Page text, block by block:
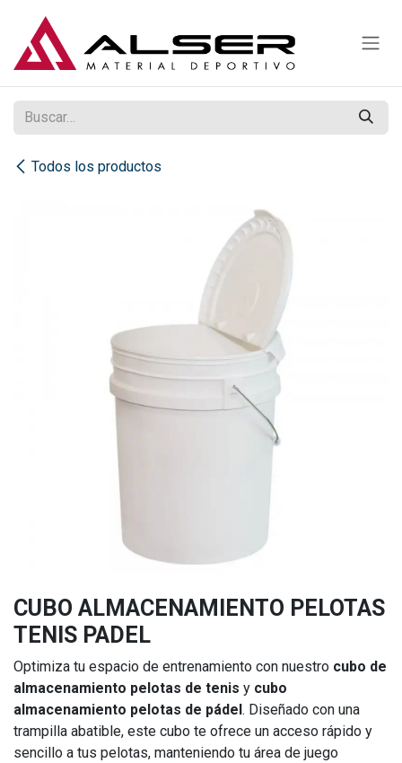
Todos los productos
CUBO ALMACENAMIENTO PELOTAS
TENIS PADEL
Optimiza tu espacio de entrenamiento con nuestro cubo de
almacenamiento pelotas de tenis y cubo
almacenamiento pelotas de pádel. Diseñado con una
trampilla abatible, este cubo te ofrece un acceso rápido y
sencillo a tus pelotas, manteniendo tu área de juego